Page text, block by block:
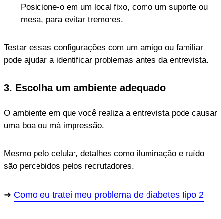
Posicione-o em um local fixo, como um suporte ou
mesa, para evitar tremores.
Testar essas configurações com um amigo ou familiar
pode ajudar a identificar problemas antes da entrevista.
3. Escolha um ambiente adequado
O ambiente em que você realiza a entrevista pode causar
uma boa ou má impressão.
Mesmo pelo celular, detalhes como iluminação e ruído
são percebidos pelos recrutadores.
Como eu tratei meu problema de diabetes tipo 2